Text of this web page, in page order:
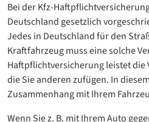
Bei der Kfz-
Deutschland gesetzlich
Jedes in Deutschland für den
Kraftfahrzeug muss eine solche
Haftpflichtversicherung leistet die
die Sie anderen zufügen. In
Zusammenhang mit Ihrem
Wenn Sie z. B. mit Ihrem Auto